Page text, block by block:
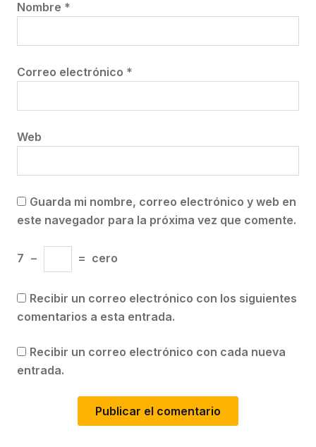
Nombre *
Correo electrónico *
Web
Guarda mi nombre, correo electrónico y web en
este navegador para la próxima vez que comente.
7 − = cero
Recibir un correo electrónico con los siguientes
comentarios a esta entrada.
Recibir un correo electrónico con cada nueva
entrada.